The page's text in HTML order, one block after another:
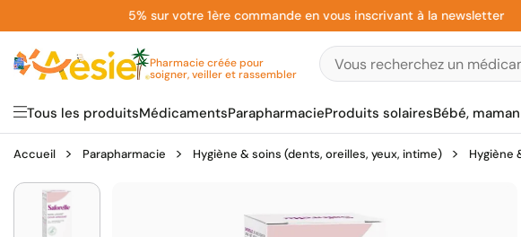
au
contenu
5% sur votre 1ère commande en vous inscrivant à la newsletter
Pharmacie créée pour
soigner, veiller et rassembler
Tous les produitsMédicamentsParapharmacieProduits solairesBébé,
Accueil Parapharmacie Hygiène & soins (dents, oreilles, yeux, intime) Hygiène